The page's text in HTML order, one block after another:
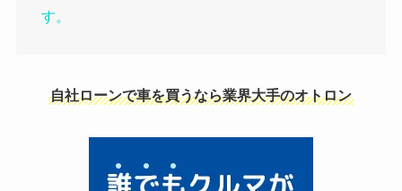
す。
自社ローンで車を買うなら業界大手のオトロン